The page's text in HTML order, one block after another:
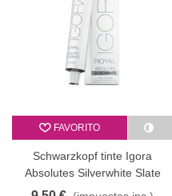
FAVORITO
Schwarzkopf tinte Igora
Absolutes Silverwhite Slate
Grey 60 ml